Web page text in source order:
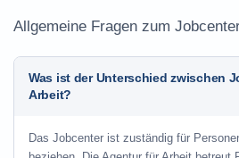
Allgemeine Fragen zum
Was ist der Unterschied zwischen
Arbeit?
Das Jobcenter ist zuständig für